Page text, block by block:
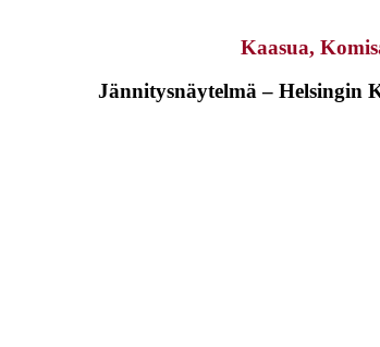
Kaasua,
Jännitysnäytelmä – Helsingin